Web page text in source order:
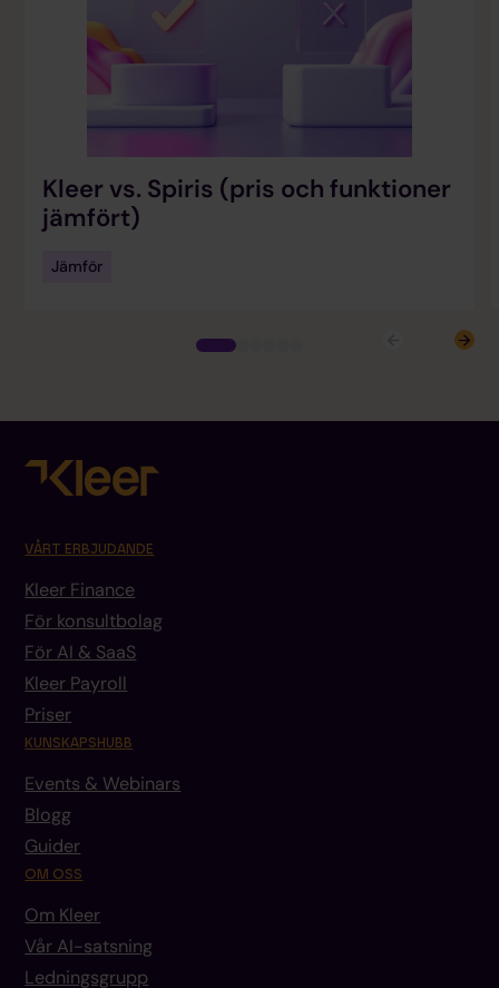
Kleer vs. Spiris (pris och funktioner
jämfört)
Jämför
VÅRT ERBJUDANDE
Kleer Finance
För konsultbolag
För AI & SaaS
Kleer Payroll
Priser
KUNSKAPSHUBB
Events & Webinars
Blogg
Guider
OM OSS
Om Kleer
Vår AI-satsning
Ledningsgrupp